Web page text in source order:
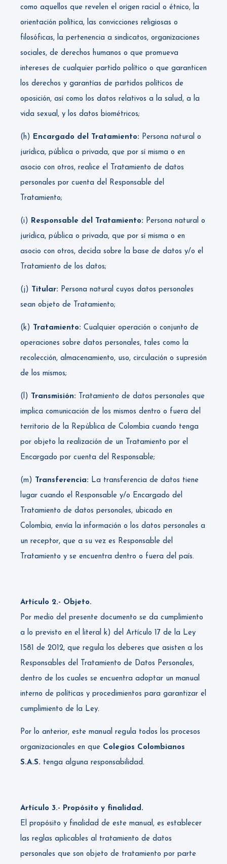
como aquellos que revelen el origen racial o étnico, la
orientación política, las convicciones religiosas o
filosóficas, la pertenencia a sindicatos, organizaciones
sociales, de derechos humanos o que promueva
intereses de cualquier partido político o que garanticen
los derechos y garantías de partidos políticos de
oposición, así como los datos relativos a la salud, a la
vida sexual, y los datos biométricos;
(h) Encargado del Tratamiento: Persona natural o
jurídica, pública o privada, que por sí misma o en
asocio con otros, realice el Tratamiento de datos
personales por cuenta del Responsable del
Tratamiento;
(i) Responsable del Tratamiento: Persona natural o
jurídica, pública o privada, que por sí misma o en
asocio con otros, decida sobre la base de datos y/o el
Tratamiento de los datos;
(j) Titular: Persona natural cuyos datos personales
sean objeto de Tratamiento;
(k) Tratamiento: Cualquier operación o conjunto de
operaciones sobre datos personales, tales como la
recolección, almacenamiento, uso, circulación o supresión
de los mismos;
(l) Transmisión: Tratamiento de datos personales que
implica comunicación de los mismos dentro o fuera del
territorio de la República de Colombia cuando tenga
por objeto la realización de un Tratamiento por el
Encargado por cuenta del Responsable;
(m) Transferencia: La transferencia de datos tiene
lugar cuando el Responsable y/o Encargado del
Tratamiento de datos personales, ubicado en
Colombia, envía la información o los datos personales a
un receptor, que a su vez es Responsable del
Tratamiento y se encuentra dentro o fuera del país.
Artículo 2.- Objeto.
Por medio del presente documento se da cumplimiento
a lo previsto en el literal k) del Artículo 17 de la Ley
1581 de 2012, que regula los deberes que asisten a los
Responsables del Tratamiento de Datos Personales,
dentro de los cuales se encuentra adoptar un manual
interno de políticas y procedimientos para garantizar el
cumplimiento de la Ley.
Por lo anterior, este manual regula todos los procesos
organizacionales en que Colegios Colombianos
S.A.S. tenga alguna responsabilidad.
Artículo 3.- Propósito y finalidad.
El propósito y finalidad de este manual, es establecer
las reglas aplicables al tratamiento de datos
personales que son objeto de tratamiento por parte